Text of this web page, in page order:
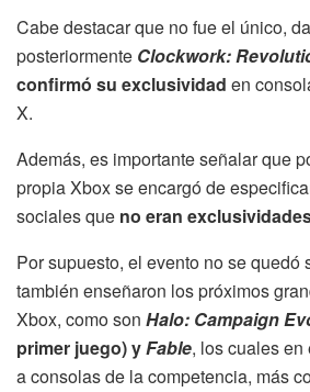
Cabe destacar que no fue el único,
posteriormente Clockwork:
confirmó su exclusividad en
X.
Además, es importante señalar que
propia Xbox se encargó de
sociales que no eran
Por supuesto, el evento no se quedó
también enseñaron los próximos
Xbox, como son Halo: Campaign
primer juego) yFable, los cuales
a consolas de la competencia, más